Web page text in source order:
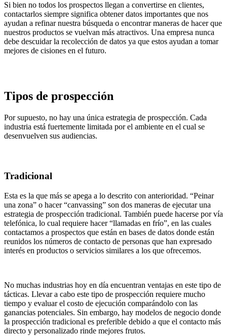
Si bien no todos los prospectos llegan a convertirse en clientes,
contactarlos siempre significa obtener datos importantes que nos
ayudan a refinar nuestra búsqueda o encontrar maneras de hacer que
nuestros productos se vuelvan más atractivos. Una empresa nunca
debe descuidar la recolección de datos ya que estos ayudan a tomar
mejores de cisiones en el futuro.
Tipos de prospección
Por supuesto, no hay una única estrategia de prospección. Cada
industria está fuertemente limitada por el ambiente en el cual se
desenvuelven sus audiencias.
Tradicional
Esta es la que más se apega a lo descrito con anterioridad. “Peinar
una zona” o hacer “canvassing” son dos maneras de ejecutar una
estrategia de prospección tradicional. También puede hacerse por vía
telefónica, lo cual requiere hacer “llamadas en frío”, en las cuales
contactamos a prospectos que están en bases de datos donde están
reunidos los números de contacto de personas que han expresado
interés en productos o servicios similares a los que ofrecemos.
No muchas industrias hoy en día encuentran ventajas en este tipo de
tácticas. Llevar a cabo este tipo de prospección requiere mucho
tiempo y evaluar el costo de ejecución comparándolo con las
ganancias potenciales. Sin embargo, hay modelos de negocio donde
la prospección tradicional es preferible debido a que el contacto más
directo y personalizado rinde mejores frutos.